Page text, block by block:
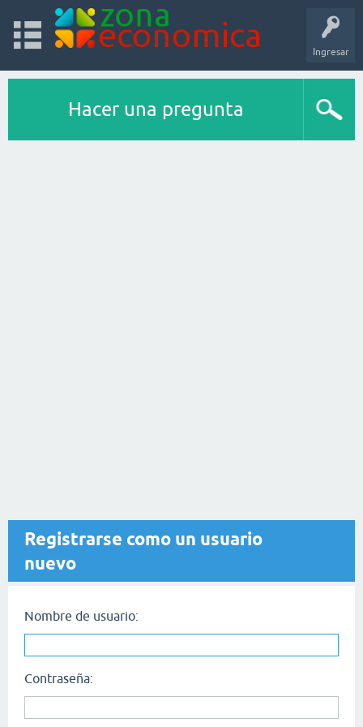
Ingresar
Hacer una pregunta
Registrarse como un usuario
nuevo
Nombre de usuario:
Contraseña: